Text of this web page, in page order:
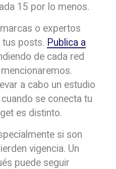
15 por lo menos.
o expertos
tus posts. Publica a
de cada red
a cabo un estudio
se conecta tu
es distinto.
si son
vigencia. Un
puede seguir